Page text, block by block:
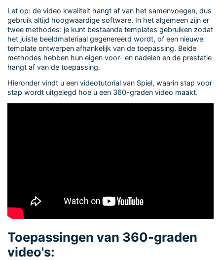
Let op: de video kwaliteit hangt af van het samenvoegen, dus
gebruik altijd hoogwaardige software. In het algemeen zijn er
twee methodes: je kunt bestaande templates gebruiken zodat
het juiste beeldmateriaal gegenereerd wordt, of een nieuwe
template ontwerpen afhankelijk van de toepassing. Beide
methodes hebben hun eigen voor- en nadelen en de prestatie
hangt af van de toepassing.
Hieronder vindt u een videotutorial van Spiel, waarin stap voor
stap wordt uitgelegd hoe u een 360-graden video maakt.
Toepassingen van 360-graden
video's: